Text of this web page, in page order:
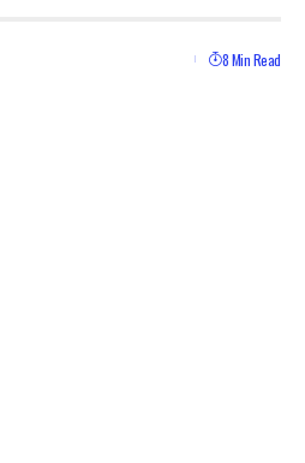
8 Min Read